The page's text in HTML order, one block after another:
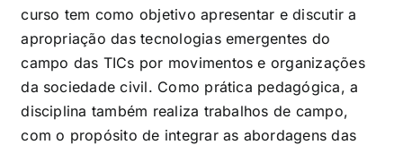
curso tem como objetivo apresentar e discutir a
apropriação das tecnologias emergentes do
campo das TICs por movimentos e organizações
da sociedade civil. Como prática pedagógica, a
disciplina também realiza trabalhos de campo,
com o propósito de integrar as abordagens das